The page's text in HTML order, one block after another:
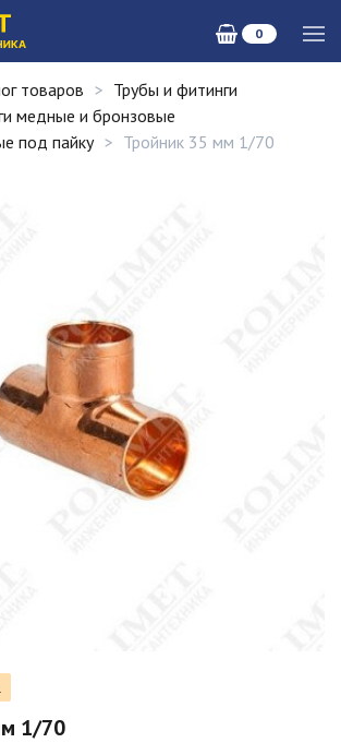
0
товаров
Трубы и фитинги
медные и бронзовые
под пайку
Тройник 35 мм 1/70
1/70